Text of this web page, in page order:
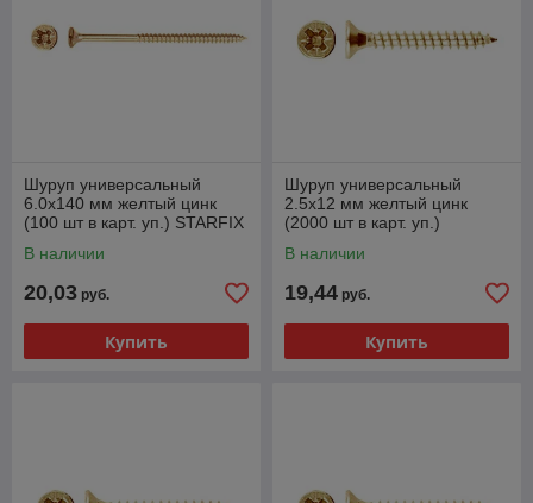
Шуруп универсальный
6.0х140 мм желтый цинк
(100 шт в карт. уп.) STARFIX
В наличии
20,03 руб.
Купить
Шуруп универсальный
2.5х12 мм желтый цинк
(2000 шт в карт. уп.)
В наличии
19,44 руб.
Купить